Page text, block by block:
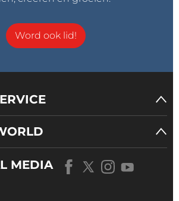
Word ook lid!
MEDIA